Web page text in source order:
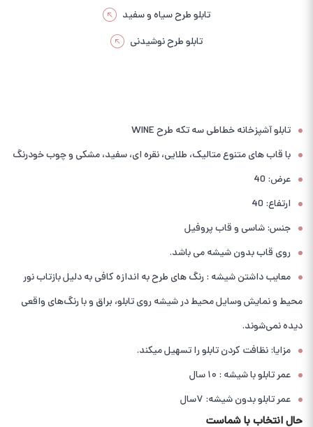
تابلو طرح سیاه و سفید
تابلو طرح نوشیدنی
تابلو آشپزخانه خطاطی سه تکه طرح WINE
با قاب های متنوع متالیک، طلایی، نقره ای، سفید، مشکی و چوب خودرنگ
عرض: 40
ارتفاع: 40
جنس: شاسی و قاب پروفیل
روی قاب بدون شیشه می باشد.
معایب داشتن شیشه : رنگ های طرح به اندازه کافی به دلیل بازتاب نور
محیط و نمایش وسایل محیط در شیشه روی تابلو، براق و با رنگ‌های واقعی
دیده نمی‌شوند.
مزایا: نظافت کردن تابلو را تسهیل میکند.
عمر تابلو با شیشه : ۱۰ سال
عمر تابلو بدون شیشه: ۷سال
حال انتخاب با شماست